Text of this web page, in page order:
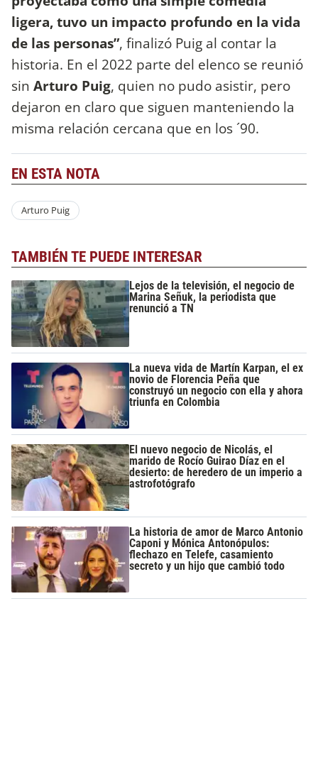
ligera, tuvo un impacto profundo en la vida
de las personas”, finalizó Puig al contar la
historia. En el 2022 parte del elenco se reunió
sin Arturo Puig, quien no pudo asistir, pero
dejaron en claro que siguen manteniendo la
misma relación cercana que en los ´90.
EN ESTA NOTA
Arturo Puig
TAMBIÉN TE PUEDE INTERESAR
Lejos de la televisión, el negocio de
Marina Señuk, la periodista que
renunció a TN
La nueva vida de Martín Karpan, el ex
novio de Florencia Peña que
construyó un negocio con ella y ahora
triunfa en Colombia
El nuevo negocio de Nicolás, el
marido de Rocío Guirao Díaz en el
desierto: de heredero de un imperio a
astrofotógrafo
La historia de amor de Marco Antonio
Caponi y Mónica Antonópulos:
flechazo en Telefe, casamiento
secreto y un hijo que cambió todo